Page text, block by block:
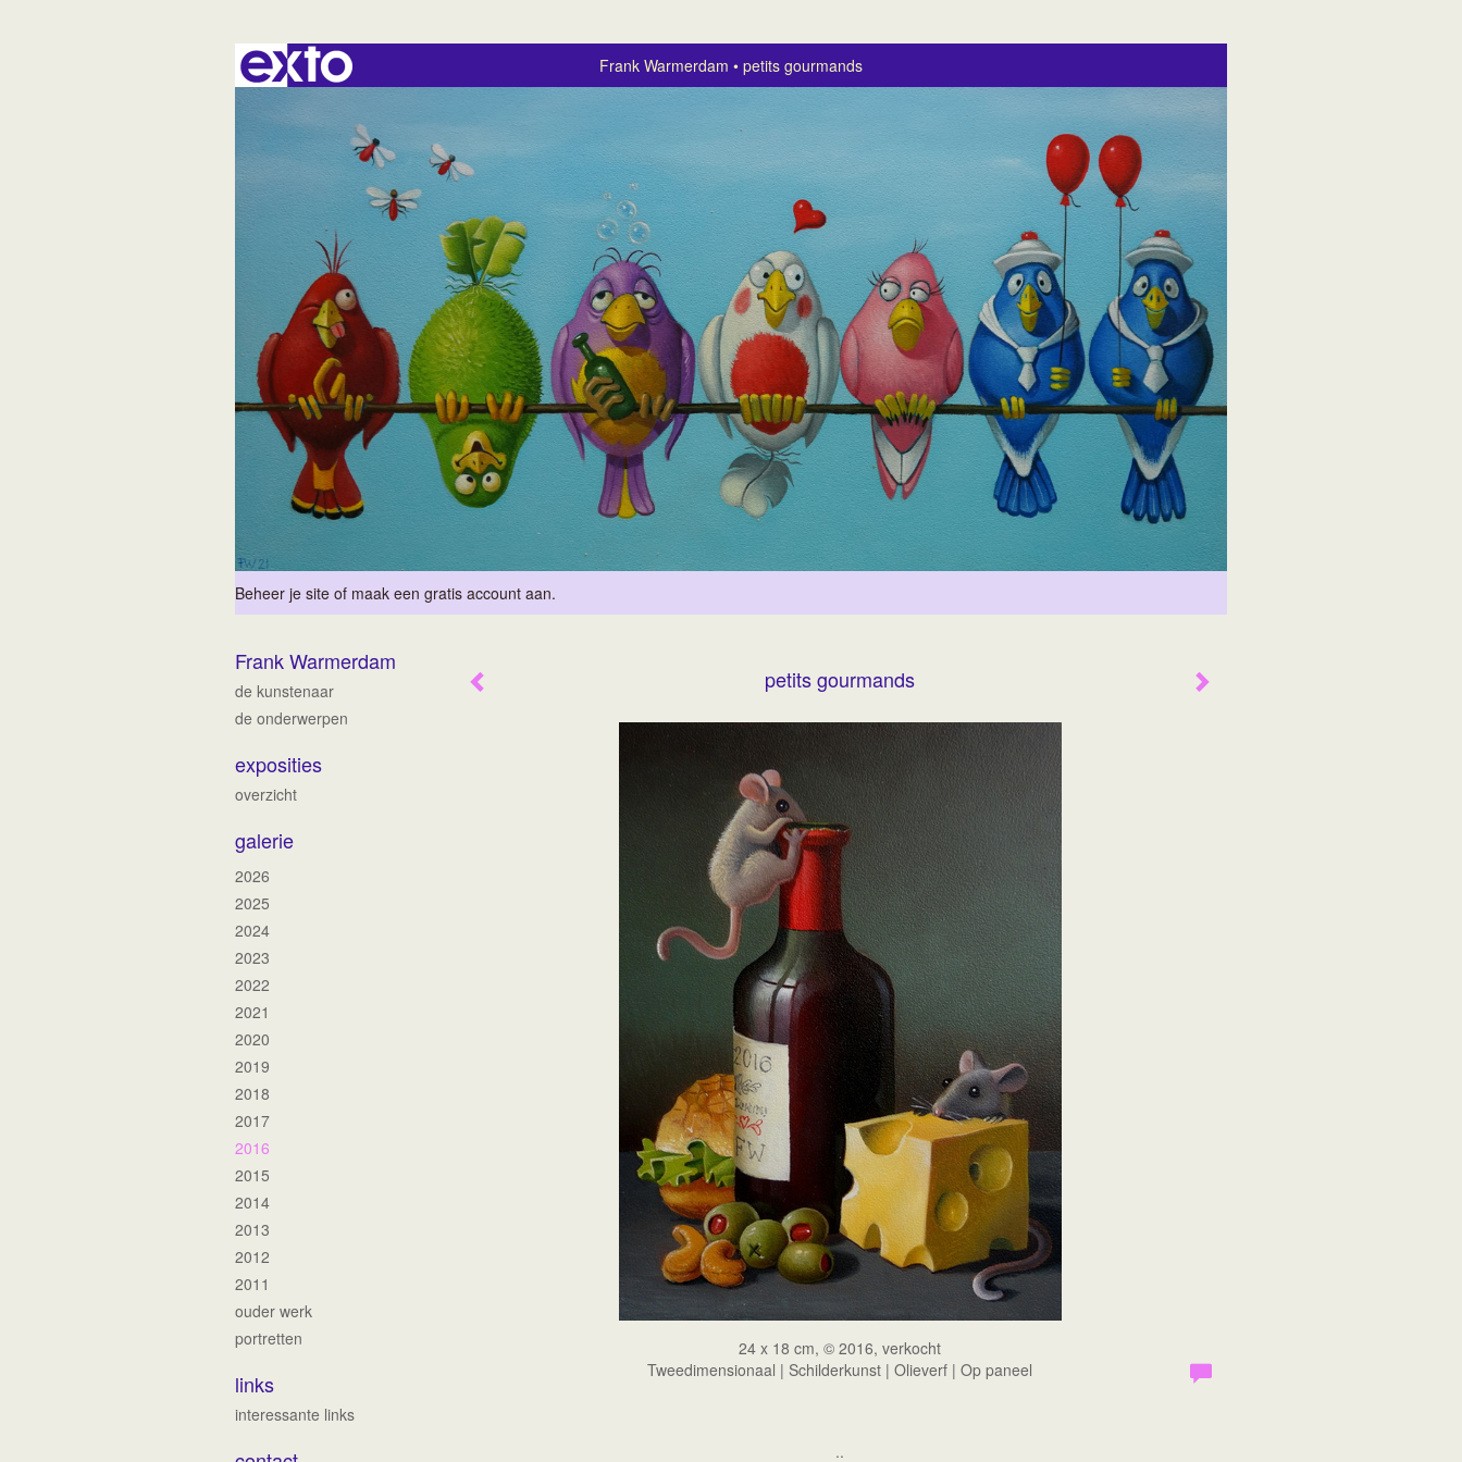
Frank Warmerdam petits gourmands
Beheer je site of maak een gratis account aan.
petits gourmands
24 x 18 cm, © 2016, verkocht
Tweedimensionaal | Schilderkunst | Olieverf | Op paneel
..
Frank Warmerdam
de kunstenaar
de onderwerpen
exposities
overzicht
galerie
2026
2025
2024
2023
2022
2021
2020
2019
2018
2017
2016
2015
2014
2013
2012
2011
ouder werk
portretten
links
interessante links